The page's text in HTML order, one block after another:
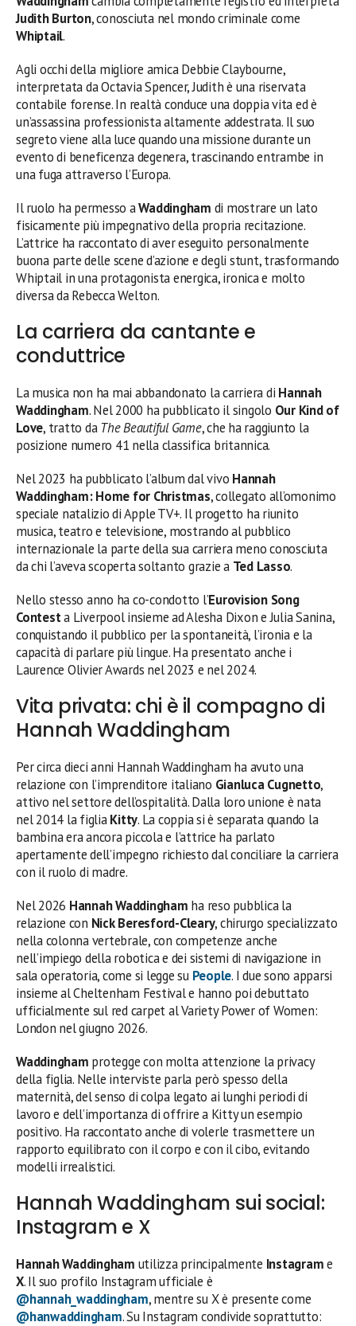
Judith Burton, conosciuta nel mondo criminale come
Whiptail.
Agli occhi della migliore amica Debbie Claybourne,
interpretata da Octavia Spencer, Judith è una riservata
contabile forense. In realtà conduce una doppia vita ed è
un’assassina professionista altamente addestrata. Il suo
segreto viene alla luce quando una missione durante un
evento di beneficenza degenera, trascinando entrambe in
una fuga attraverso l’Europa.
Il ruolo ha permesso aWaddingham di mostrare un lato
fisicamente più impegnativo della propria recitazione.
L’attrice ha raccontato di aver eseguito personalmente
buona parte delle scene d’azione e degli stunt, trasformando
Whiptail in una protagonista energica, ironica e molto
diversa da Rebecca Welton.
La carriera da cantante e
conduttrice
La musica non ha mai abbandonato la carriera di Hannah
Waddingham. Nel 2000 ha pubblicato il singolo Our Kind of
Love, tratto da The Beautiful Game, che ha raggiunto la
posizione numero 41 nella classifica britannica.
Nel 2023 ha pubblicato l’album dal vivo Hannah
Waddingham: Home for Christmas, collegato all’omonimo
speciale natalizio di Apple TV+. Il progetto ha riunito
musica, teatro e televisione, mostrando al pubblico
internazionale la parte della sua carriera meno conosciuta
da chi l’aveva scoperta soltanto grazie a Ted Lasso.
Nello stesso anno ha co-condotto l’Eurovision Song
Contesta Liverpool insieme ad Alesha Dixon e Julia Sanina,
conquistando il pubblico per la spontaneità, l’ironia e la
capacità di parlare più lingue. Ha presentato anche i
Laurence Olivier Awards nel 2023 e nel 2024.
Vita privata: chi è il compagno di
Hannah Waddingham
Per circa dieci anni Hannah Waddingham ha avuto una
relazione con l’imprenditore italiano Gianluca Cugnetto,
attivo nel settore dell’ospitalità. Dalla loro unione è nata
nel 2014 la figliaKitty. La coppia si è separata quando la
bambina era ancora piccola e l’attrice ha parlato
apertamente dell’impegno richiesto dal conciliare la carriera
con il ruolo di madre.
Nel 2026 Hannah Waddingham ha reso pubblica la
relazione con Nick Beresford-Cleary, chirurgo specializzato
nella colonna vertebrale, con competenze anche
nell’impiego della robotica e dei sistemi di navigazione in
sala operatoria, come si legge su People. I due sono apparsi
insieme al Cheltenham Festival e hanno poi debuttato
ufficialmente sul red carpet al Variety Power of Women:
London nel giugno 2026.
Waddingham protegge con molta attenzione la privacy
della figlia. Nelle interviste parla però spesso della
maternità, del senso di colpa legato ai lunghi periodi di
lavoro e dell’importanza di offrire a Kitty un esempio
positivo. Ha raccontato anche di volerle trasmettere un
rapporto equilibrato con il corpo e con il cibo, evitando
modelli irrealistici.
Hannah Waddingham sui social:
Instagram e X
Hannah Waddingham utilizza principalmente Instagrame
X. Il suo profilo Instagram ufficiale è
@hannah_waddingham, mentre su X è presente come
@hanwaddingham. Su Instagram condivide soprattutto: